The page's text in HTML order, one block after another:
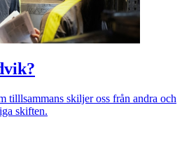
tilllsammans skiljer oss från andra och
skiften.